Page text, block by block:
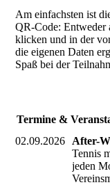
Am einfachsten ist
QR-Code: Entweder
klicken und in der
die eigenen Daten
Spaß bei der
Termine &
02.09.2026
After-
Tennis
jeden